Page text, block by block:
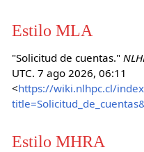
Estilo MLA
"Solicitud de cuentas."
UTC. 7 ago 2026, 06:11
<https://wiki.nlhpc.cl/
Estilo MHRA